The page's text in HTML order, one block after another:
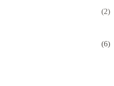
(2)
(6)